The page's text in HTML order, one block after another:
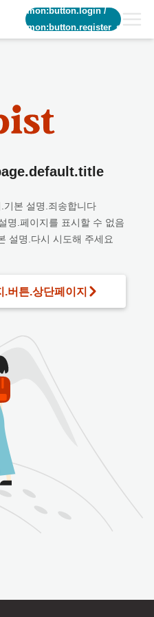
common:button.login/
common:button.register_short
기본 설명.죄송합니다
명.페이지를 표시할 수 없음
설명.다시 시도해 주세요
버튼.상단페이지